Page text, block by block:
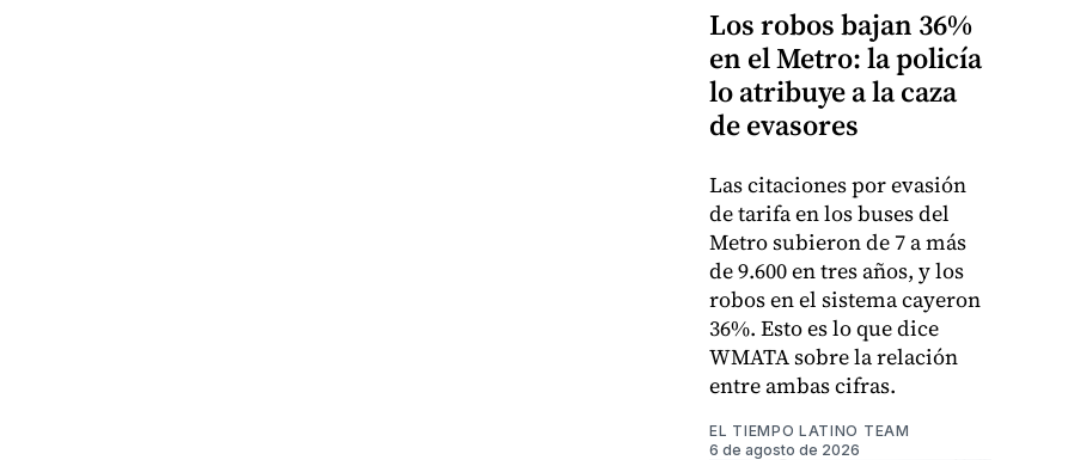
Los robos bajan 36%
en el Metro: la policía
lo atribuye a la caza
de evasores
Las citaciones por evasión
de tarifa en los buses del
Metro subieron de 7 a más
de 9.600 en tres años, y los
robos en el sistema cayeron
36%. Esto es lo que dice
WMATA sobre la relación
entre ambas cifras.
EL TIEMPO LATINO TEAM
6 de agosto de 2026